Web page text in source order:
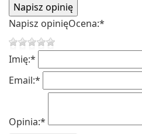
Napisz opinięOcena:*
Imię:*
Email:*
Opinia:*